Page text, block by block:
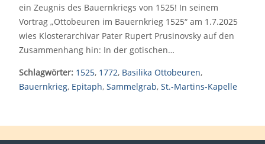
ein Zeugnis des Bauernkriegs von 1525! In seinem
Vortrag „Ottobeuren im Bauernkrieg 1525“ am 1.7.2025
wies Klosterarchivar Pater Rupert Prusinovsky auf den
Zusammenhang hin: In der gotischen…
Schlagwörter: 1525, 1772, Basilika Ottobeuren,
Bauernkrieg, Epitaph, Sammelgrab, St.-Martins-Kapelle